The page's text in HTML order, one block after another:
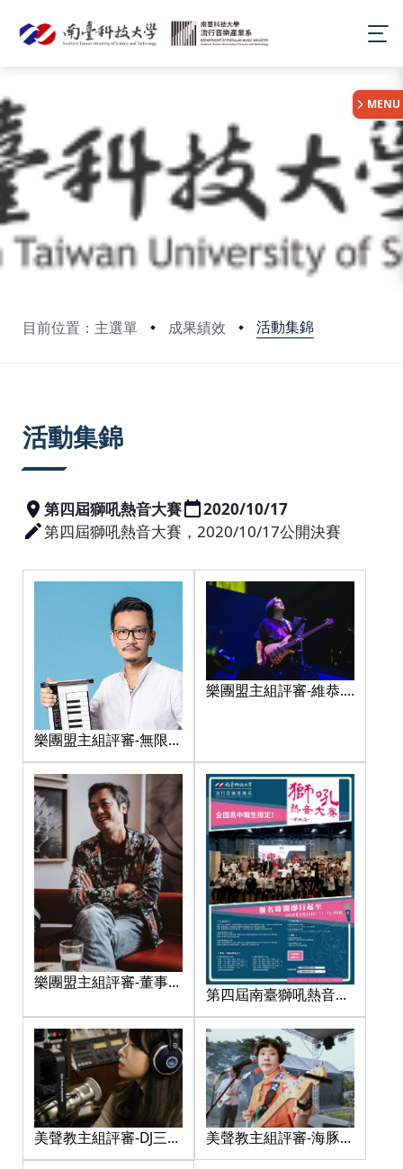
目前位置：主選單 成果績效 活動集錦
MENU
活動集錦
第四屆獅吼熱音大賽
2020/10/17
第四屆獅吼熱音大賽，2020/10/17公開決賽
樂團盟主組評審-無限融
合-呂聖斐 老師 老師
樂團盟主組評審-維恭.
樂團盟主組評審-董事長
第四屆南臺獅吼熱音大
賽-海報
美聲教主組評審-DJ三
三-陳思安 老師
美聲教主組評審-海豚刑
警-伍悅老師 老師